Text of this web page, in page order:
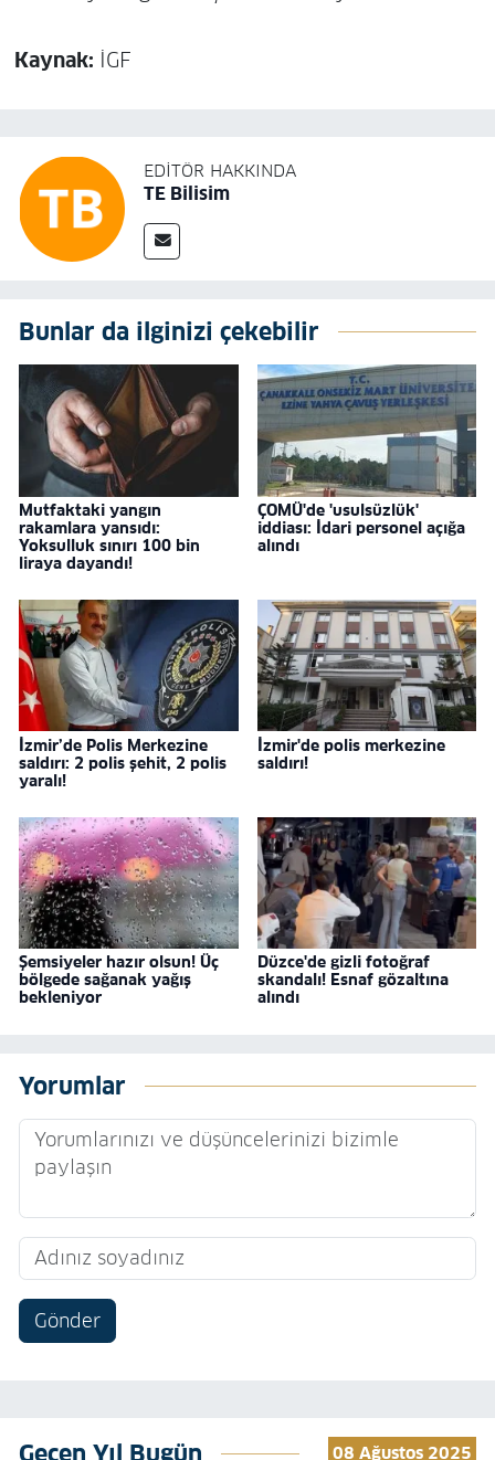
Kaynak: İGF
EDITÖR HAKKINDA
TE Bilisim
Bunlar da ilginizi çekebilir
Mutfaktaki yangın
rakamlara yansıdı:
Yoksulluk sınırı 100 bin
liraya dayandı!
ÇOMÜ'de 'usulsüzlük'
iddiası: İdari personel açığa
alındı
İzmir’de Polis Merkezine
saldırı: 2 polis şehit, 2 polis
yaralı!
İzmir'de polis merkezine
saldırı!
Şemsiyeler hazır olsun! Üç
bölgede sağanak yağış
bekleniyor
Düzce'de gizli fotoğraf
skandalı! Esnaf gözaltına
alındı
Yorumlar
Gönder
Geçen Yıl Bugün 08 Ağustos 2025